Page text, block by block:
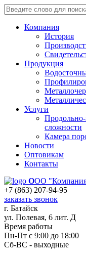
Компания
История
Продукция
Услуги
Продольно-
сложности
Камера
Новости
Оптовикам
Контакты
ООО
+7 (863) 207-94-95
заказать звонок
г. Батайск
ул. Полевая, 6 лит. Д
Время работы
Пн-Пт с 9:00 до 18:00
Сб-ВС - выходные